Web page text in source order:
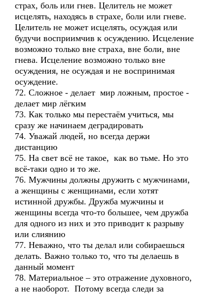
страх, боль или гнев. Целитель не может
исцелять, находясь в страхе, боли или гневе.
Целитель не может исцелять, осуждая или
будучи восприимчив к осуждению. Исцеление
возможно только вне страха, вне боли, вне
гнева. Исцеление возможно только вне
осуждения, не осуждая и не воспринимая
осуждение.
72. Сложное - делает мир ложным, простое -
делает мир лёгким
73. Как только мы перестаём учиться, мы
сразу же начинаем деградировать
74. Уважай людей, но всегда держи
дистанцию
75. На свет всё не такое, как во тьме. Но это
всё-таки одно и то же.
76. Мужчины должны дружить с мужчинами,
а женщины с женщинами, если хотят
истинной дружбы. Дружба мужчины и
женщины всегда что-то большее, чем дружба
для одного из них и это приводит к разрыву
или слиянию
77. Неважно, что ты делал или собираешься
делать. Важно только то, что ты делаешь в
данный момент
78. Материальное – это отражение духовного,
а не наоборот. Потому всегда следи за